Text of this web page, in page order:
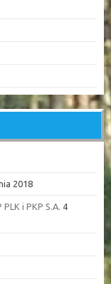
2018
i PKP S.A. 4